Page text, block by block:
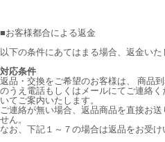
■お客様都合による返金
以下の条件にあてはまる場合、返金いた
対応条件
返品・交換をご希望のお客様は、 商品
のうえ電話もしくはメールにてご連絡
いてご案内いたします。
ご連絡が無い場合、返品商品を直接お
せん。
なお、下記１～７の場合は返品をお受け